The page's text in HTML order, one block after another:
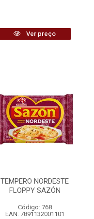
Ver preço
TEMPERO NORDESTE
FLOPPY SAZÓN
Código: 768
EAN: 7891132001101